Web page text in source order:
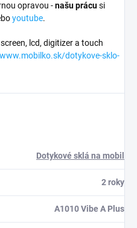
opravou -našu prácusi
youtube.
lcd, digitizer a touch
dotykove-sklo-
Dotykové sklá na mobil
2 roky
A1010 Vibe A Plus